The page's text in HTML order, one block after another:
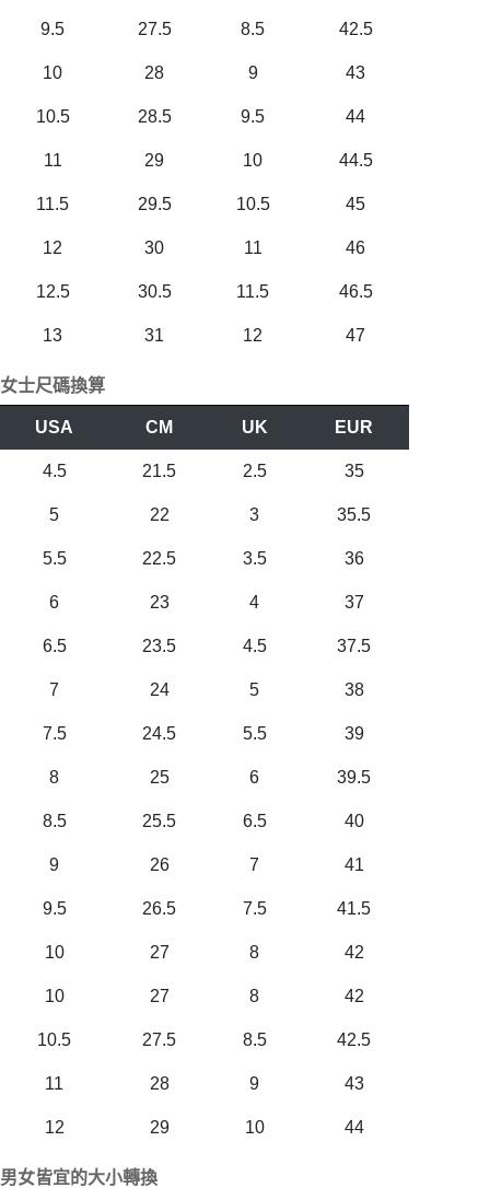
9.5 27.5 8.5 42.5
10 28 9 43
10.5 28.5 9.5 44
11 29 10 44.5
11.5 29.5 10.5 45
12 30 11 46
12.5 30.5 11.5 46.5
13 31 12 47
女士尺碼換算
USA CM UK EUR
4.5 21.5 2.5 35
5 22 3 35.5
5.5 22.5 3.5 36
6 23 4 37
6.5 23.5 4.5 37.5
7 24 5 38
7.5 24.5 5.5 39
8 25 6 39.5
8.5 25.5 6.5 40
9 26 7 41
9.5 26.5 7.5 41.5
10 27 8 42
10 27 8 42
10.5 27.5 8.5 42.5
11 28 9 43
12 29 10 44
男女皆宜的大小轉換